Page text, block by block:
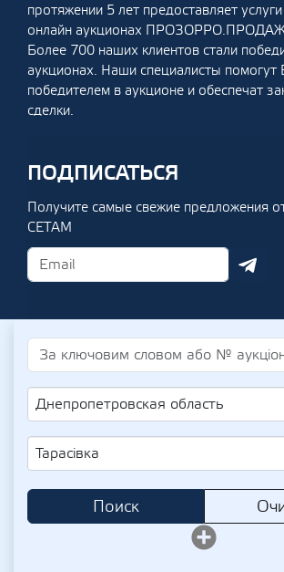
протяжении 5 лет предоставляет
онлайн аукционах
Более 700 наших клиентов стали
аукционах. Наши специалисты помогут
победителем в аукционе и обеспечат
сделки.
ПОДПИСАТЬСЯ
Получите самые свежие предложения
СЕТАМ
Днепропетровская область
Тарасівка
Поиск